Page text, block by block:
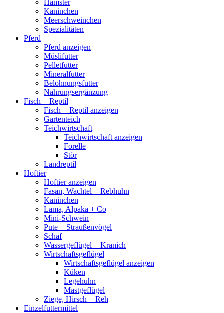
Hamster
Kaninchen
Meerschweinchen
Spezialitäten
Pferd
Pferd anzeigen
Müslifutter
Pelletfutter
Mineralfutter
Belohnungsfutter
Nahrungsergänzung
Fisch + Reptil
Fisch + Reptil anzeigen
Gartenteich
Teichwirtschaft
Teichwirtschaft anzeigen
Forelle
Stör
Landreptil
Hoftier
Hoftier anzeigen
Fasan, Wachtel + Rebhuhn
Kaninchen
Lama, Alpaka + Co
Mini-Schwein
Pute + Straußenvögel
Schaf
Wassergeflügel + Kranich
Wirtschaftsgeflügel
Wirtschaftsgeflügel anzeigen
Küken
Legehuhn
Mastgeflügel
Ziege, Hirsch + Reh
Einzelfuttermittel